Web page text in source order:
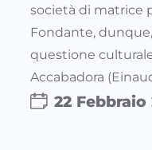
società di matrice
Fondante,
questione
Accabadora
22 Febbraio